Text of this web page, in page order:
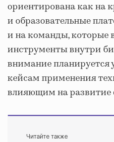
ориентирована как на
и образовательные
и на команды, которые
инструменты внутри
внимание планируется
кейсам применения
влияющим на развитие
Читайте также